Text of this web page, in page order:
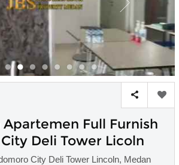
Apartemen Full Furnish
Deli Tower Licoln
City Deli Tower Lincoln, Medan